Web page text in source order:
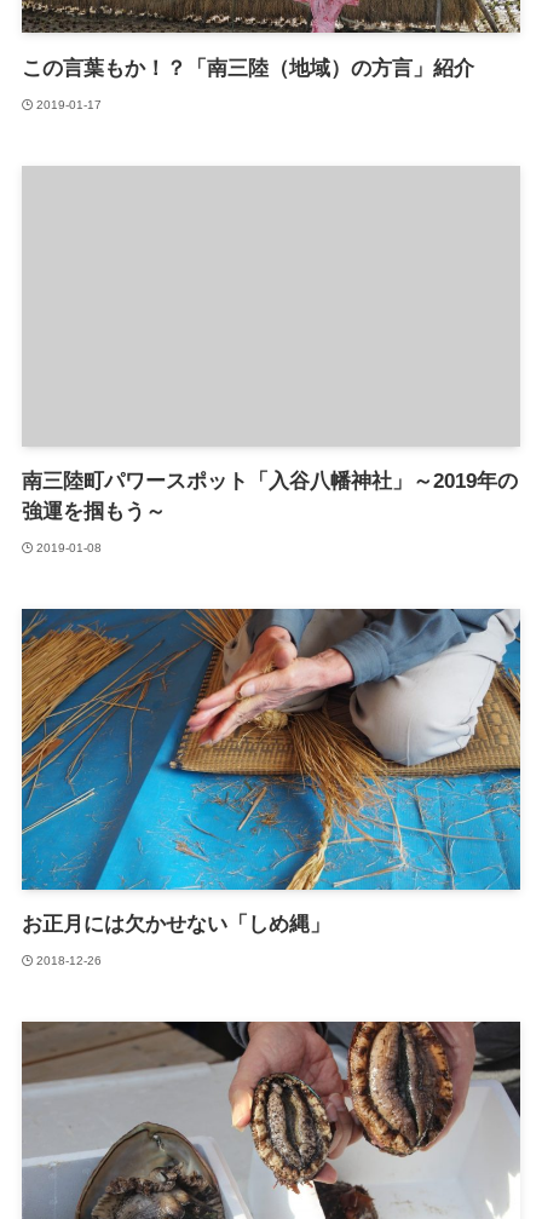
この言葉もか！？「南三陸（地域）の方言」紹介
2019-01-17
南三陸町パワースポット「入谷八幡神社」～2019年の
強運を掴もう～
2019-01-08
お正月には欠かせない「しめ縄」
2018-12-26